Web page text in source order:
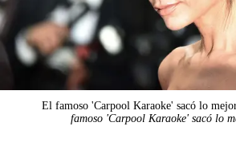
El famoso 'Carpool Karaoke' sacó lo
famoso 'Carpool Karaoke' sacó lo